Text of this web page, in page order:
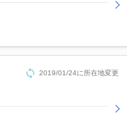
2019/01/24に所在地変更